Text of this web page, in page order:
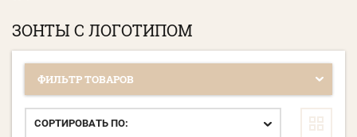
ЗОНТЫ C ЛОГОТИПОМ
ФИЛЬТР ТОВАРОВ
СОРТИРОВАТЬ ПО: